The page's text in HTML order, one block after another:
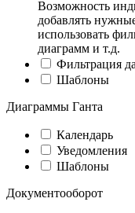
Возможность
добавлять
использовать
диаграмм и т.д.
Фильтрация
Шаблоны
Диаграммы Ганта
Календарь
Уведомления
Шаблоны
Документооборот